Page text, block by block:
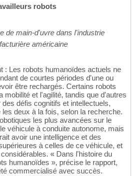
robots
de main-d'uvre dans l'industrie
américaine
: Les robots humanoïdes actuels ne
de courtes périodes d'une ou
être rechargés. Certains robots
mobilité et l'agilité, tandis que d'autres
défis cognitifs et intellectuels,
deux à la fois, selon la recherche.
les plus avancées sur le
véhicule à conduite autonome, mais
avoir une intelligence et des
à celles de ce véhicule, et
« Dans l'histoire du
humanoïdes », précise le rapport,
commercialisé avec succès.